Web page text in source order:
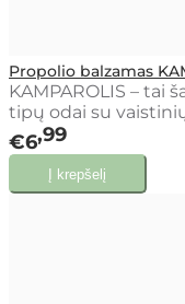
Propolio balzamas
KAMPAROLIS – tai
tipų odai su
€6 99